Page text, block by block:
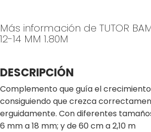
Más información de TUTOR
12-14 MM 1.80M
DESCRIPCIÓN
Complemento que guía el
consiguiendo que crezca
erguidamente. Con diferentes
6 mm a 18 mm; y de 60 cm a 2,10 m